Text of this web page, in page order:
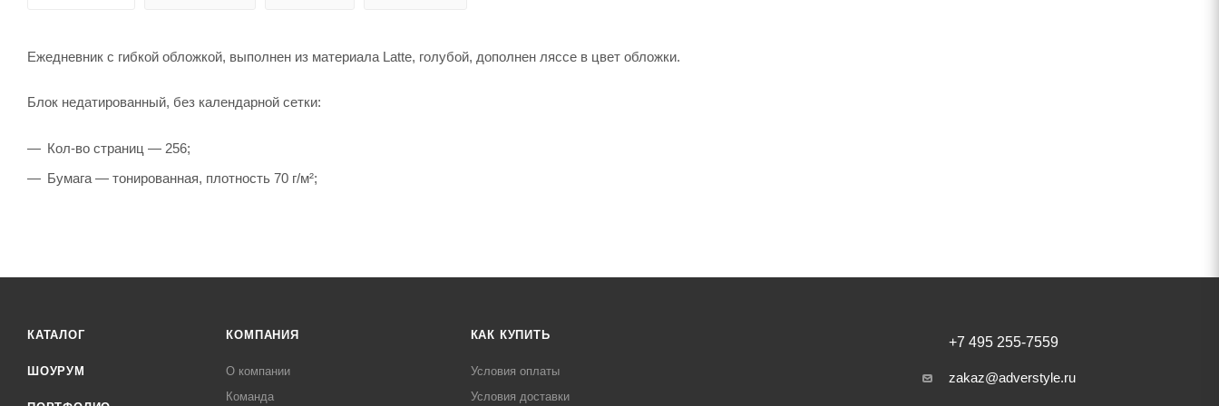
Ежедневник с гибкой обложкой, выполнен из материала Latte, голубой, дополнен ляссе в цвет обложки.
Блок недатированный, без календарной сетки:
Кол-во страниц — 256;
Бумага — тонированная, плотность 70 г/м²;
КАТАЛОГ
ШОУРУМ
КОМПАНИЯ
О компании
Команда
КАК КУПИТЬ
Условия оплаты
Условия доставки
+7 495 255-7559
zakaz@adverstyle.ru